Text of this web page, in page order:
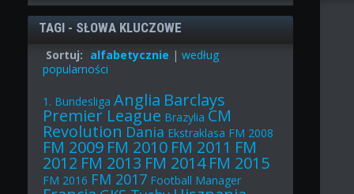
TAGI - SŁOWA KLUCZOWE
Sortuj: alfabetycznie |według
popularności
1. Bundesliga Anglia Barclays
Premier League Brazylia CM
Revolution Dania Ekstraklasa FM 2008
FM 2009 FM 2010 FM 2011 FM
2012 FM 2013 FM 2014 FM 2015
FM 2016 FM 2017 Football Manager